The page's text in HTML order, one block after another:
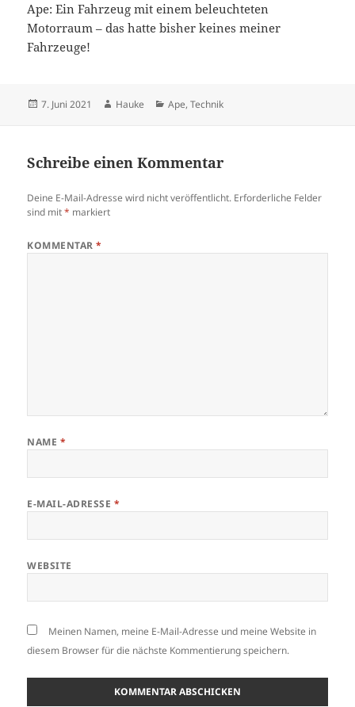
Ape: Ein Fahrzeug mit einem beleuchteten
Motorraum – das hatte bisher keines meiner
Fahrzeuge!
Veröffentlicht
7. Juni 2021 Autor
Hauke Kategorien
Ape,Technik
Schreibe einen Kommentar
Deine E-Mail-Adresse wird nicht veröffentlicht. Erforderliche Felder
sind mit* markiert
KOMMENTAR*
NAME *
E-MAIL-ADRESSE *
WEBSITE
Meinen Namen, meine E-Mail-Adresse und meine Website in
diesem Browser für die nächste Kommentierung speichern.